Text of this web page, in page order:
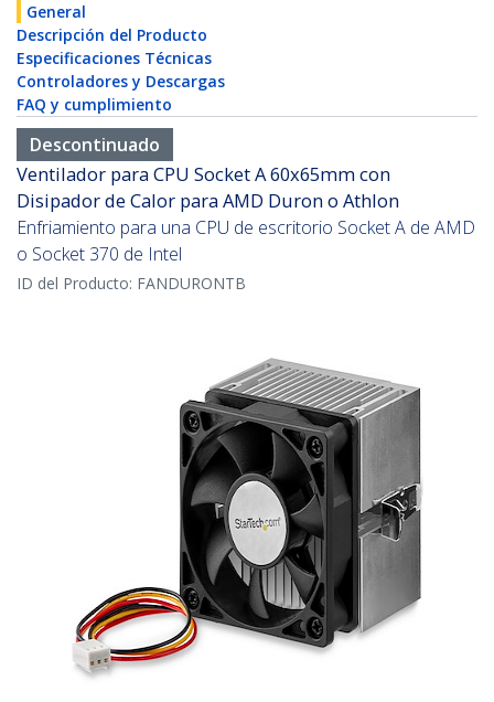
General
Descripción del Producto
Especificaciones Técnicas
Controladores y Descargas
FAQ y cumplimiento
Descontinuado
Ventilador para CPU Socket A 60x65mm con
Disipador de Calor para AMD Duron o Athlon
Enfriamiento para una CPU de escritorio Socket A de AMD
o Socket 370 de Intel
ID del Producto: FANDURONTB